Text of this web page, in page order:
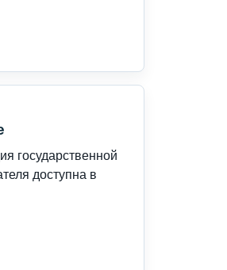
государственной
доступна в